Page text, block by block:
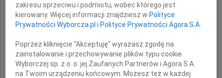
Rodzinie
wyrazy głębokiego współczucia i żalu
z powodu śmierci
zakresu sprzeciwu i podmiotu, wobec którego jest
kierowany. Więcej informacji znajdziesz w Polityce
Prywatności Wyborcza.pl i Polityce Prywatności Agora S.A.
Poprzez kliknięcie "Akceptuję" wyrażasz zgodę na
zainstalowanie i przechowywanie plików typu cookie
Wyborczej sp. z o. o. jej Zaufanych Partnerów i Agora S.A.
na Twoim urządzeniu końcowym. Możesz też w każdej